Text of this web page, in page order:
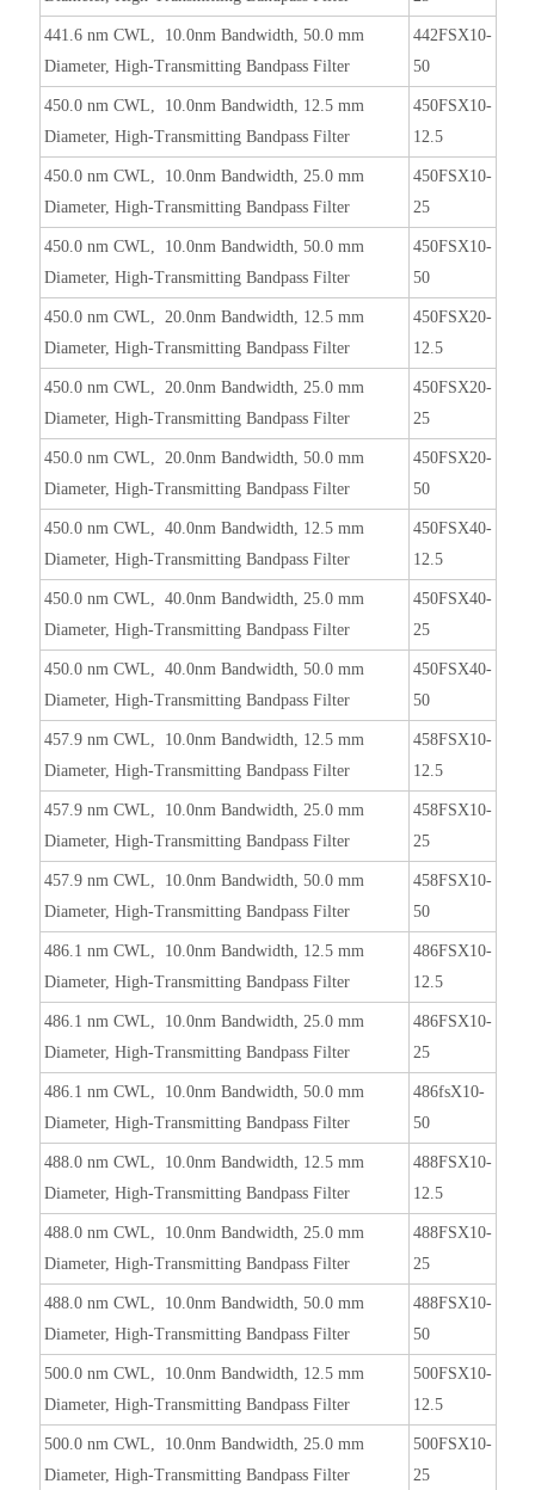
441.6 nm CWL, 10.0nm Bandwidth, 50.0 mm
Diameter, High-Transmitting Bandpass Filter
442FSX10-
50
450.0 nm CWL, 10.0nm Bandwidth, 12.5 mm
Diameter, High-Transmitting Bandpass Filter
450FSX10-
12.5
450.0 nm CWL, 10.0nm Bandwidth, 25.0 mm
Diameter, High-Transmitting Bandpass Filter
450FSX10-
25
450.0 nm CWL, 10.0nm Bandwidth, 50.0 mm
Diameter, High-Transmitting Bandpass Filter
450FSX10-
50
450.0 nm CWL, 20.0nm Bandwidth, 12.5 mm
Diameter, High-Transmitting Bandpass Filter
450FSX20-
12.5
450.0 nm CWL, 20.0nm Bandwidth, 25.0 mm
Diameter, High-Transmitting Bandpass Filter
450FSX20-
25
450.0 nm CWL, 20.0nm Bandwidth, 50.0 mm
Diameter, High-Transmitting Bandpass Filter
450FSX20-
50
450.0 nm CWL, 40.0nm Bandwidth, 12.5 mm
Diameter, High-Transmitting Bandpass Filter
450FSX40-
12.5
450.0 nm CWL, 40.0nm Bandwidth, 25.0 mm
Diameter, High-Transmitting Bandpass Filter
450FSX40-
25
450.0 nm CWL, 40.0nm Bandwidth, 50.0 mm
Diameter, High-Transmitting Bandpass Filter
450FSX40-
50
457.9 nm CWL, 10.0nm Bandwidth, 12.5 mm
Diameter, High-Transmitting Bandpass Filter
458FSX10-
12.5
457.9 nm CWL, 10.0nm Bandwidth, 25.0 mm
Diameter, High-Transmitting Bandpass Filter
458FSX10-
25
457.9 nm CWL, 10.0nm Bandwidth, 50.0 mm
Diameter, High-Transmitting Bandpass Filter
458FSX10-
50
486.1 nm CWL, 10.0nm Bandwidth, 12.5 mm
Diameter, High-Transmitting Bandpass Filter
486FSX10-
12.5
486.1 nm CWL, 10.0nm Bandwidth, 25.0 mm
Diameter, High-Transmitting Bandpass Filter
486FSX10-
25
486.1 nm CWL, 10.0nm Bandwidth, 50.0 mm
Diameter, High-Transmitting Bandpass Filter
486fsX10-
50
488.0 nm CWL, 10.0nm Bandwidth, 12.5 mm
Diameter, High-Transmitting Bandpass Filter
488FSX10-
12.5
488.0 nm CWL, 10.0nm Bandwidth, 25.0 mm
Diameter, High-Transmitting Bandpass Filter
488FSX10-
25
488.0 nm CWL, 10.0nm Bandwidth, 50.0 mm
Diameter, High-Transmitting Bandpass Filter
488FSX10-
50
500.0 nm CWL, 10.0nm Bandwidth, 12.5 mm
Diameter, High-Transmitting Bandpass Filter
500FSX10-
12.5
500.0 nm CWL, 10.0nm Bandwidth, 25.0 mm
Diameter, High-Transmitting Bandpass Filter
500FSX10-
25